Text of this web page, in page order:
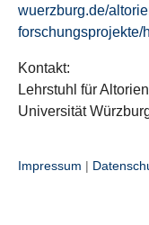
wuerzburg.de/
forschungsprojekte/
Kontakt:
Lehrstuhl für
Universität
Impressum |